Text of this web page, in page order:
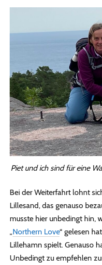
Piet und ich sind für eine
Bei der Weiterfahrt lohnt
Lillesand, das genauso
musste hier unbedingt hin,
„Northern Love“ gelesen
Lillehamn spielt. Genauso
Unbedingt zu empfehlen